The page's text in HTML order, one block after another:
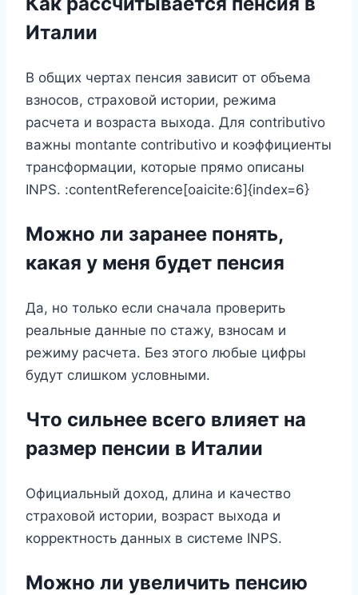
Италии
В общих чертах пенсия зависит от объема
взносов, страховой истории, режима
расчета и возраста выхода. Для contributivo
важны montante contributivo и коэффициенты
трансформации, которые прямо описаны
INPS. :contentReference[oaicite:6]{index=6}
Можно ли заранее понять,
какая у меня будет пенсия
Да, но только если сначала проверить
реальные данные по стажу, взносам и
режиму расчета. Без этого любые цифры
будут слишком условными.
Что сильнее всего влияет на
размер пенсии в Италии
Официальный доход, длина и качество
страховой истории, возраст выхода и
корректность данных в системе INPS.
Можно ли увеличить пенсию